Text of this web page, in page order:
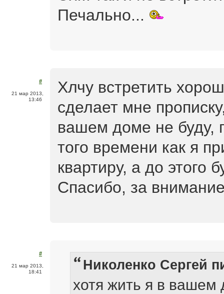
Печально...
#
21 мар 2013,
13:46
Хлчу встретить
сделает мне
вашем доме не буду,
того времени как я
квартиру, а до этого
Спасибо, за
#
21 мар 2013,
18:41
Николенко Сергей
хотя жить я в вашем